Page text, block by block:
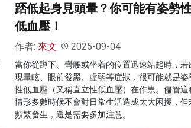
踎低起身見頭暈？你可能有姿勢
低血壓！
作者: 來文 2025-09-04
當你從蹲下、彎腰或坐着的位置迅速站起時，若
現暈眩、眼前發黑、虛弱等症狀，很可能就是姿
性低血壓（又稱直立性低血壓）在作祟。儘管這
情形多數時候不會對日常生活造成太大困擾，但
頻繁發生，還是需要多加注意。